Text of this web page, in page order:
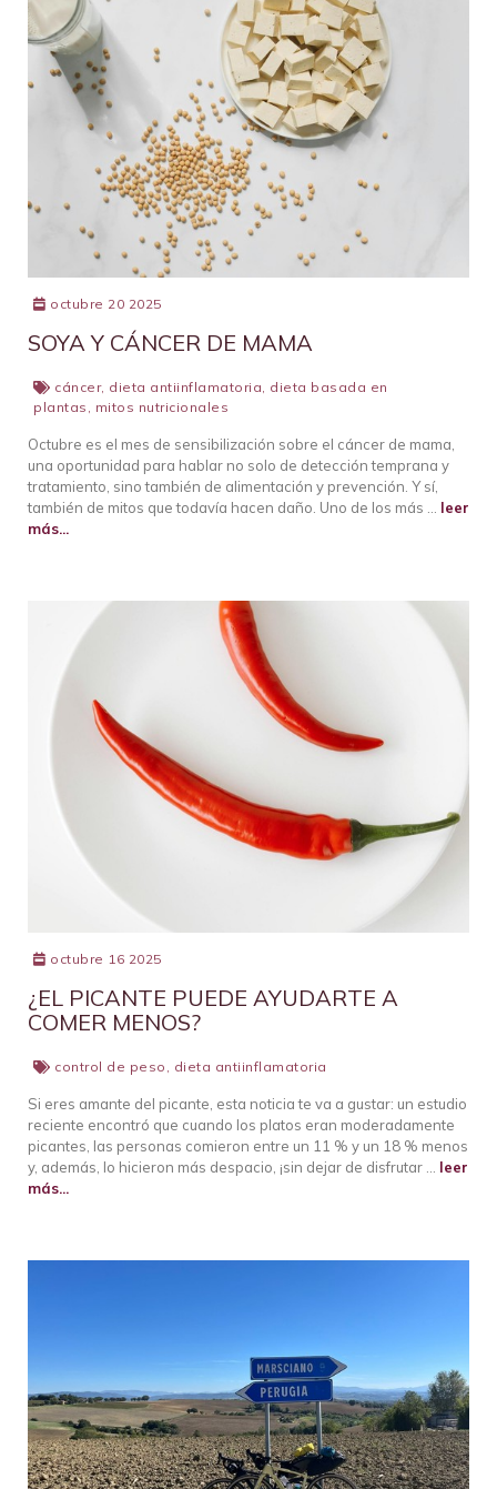
octubre 20 2025
SOYA Y CÁNCER DE MAMA
cáncer, dieta antiinflamatoria, dieta basada en
plantas , mitos nutricionales
Octubre es el mes de sensibilización sobre el cáncer de mama,
una oportunidad para hablar no solo de detección temprana y
tratamiento, sino también de alimentación y prevención. Y sí,
también de mitos que todavía hacen daño. Uno de los más … leer
más...
octubre 16 2025
¿EL PICANTE PUEDE AYUDARTE A
COMER MENOS?
control de peso dieta antiinflamatoria
Si eres amante del picante, esta noticia te va a gustar: un estudio
reciente encontró que cuando los platos eran moderadamente
picantes, las personas comieron entre un 11 % y un 18 % menos
y, además, lo hicieron más despacio, ¡sin dejar de disfrutar … leer
más...